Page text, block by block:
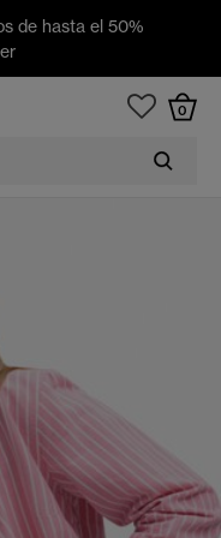
de hasta el 50%
0